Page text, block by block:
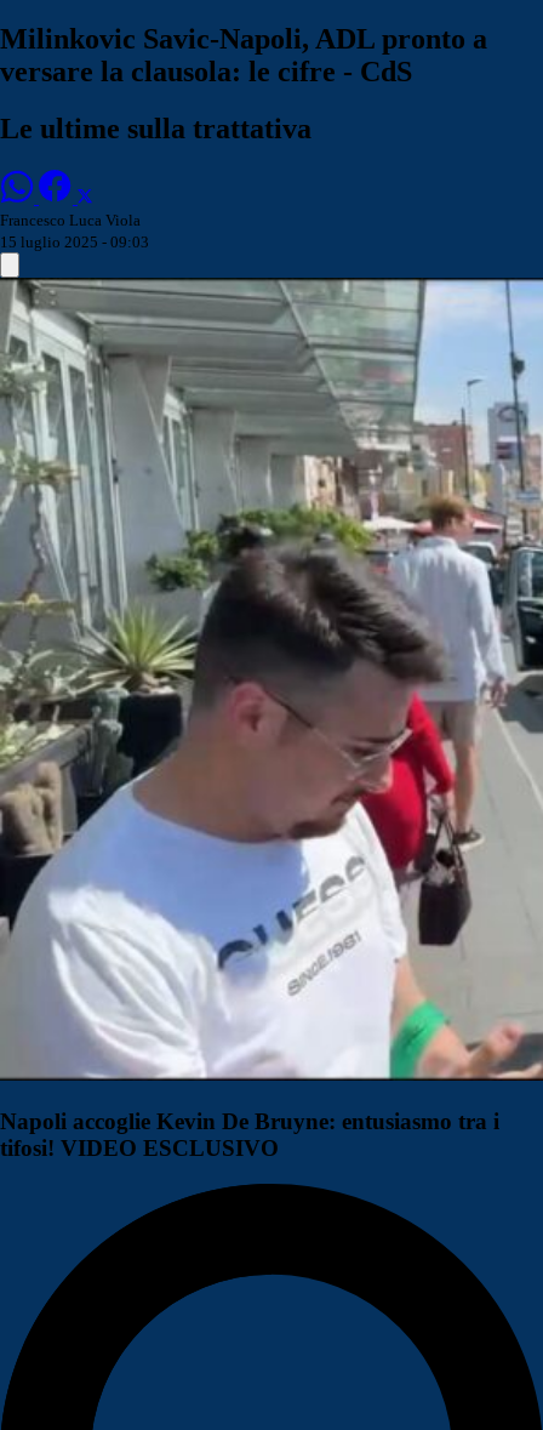
Milinkovic Savic-Napoli, ADL pronto a
versare la clausola: le cifre - CdS
Le ultime sulla trattativa
Francesco Luca Viola
15 luglio 2025 - 09:03
Napoli accoglie Kevin De Bruyne: entusiasmo tra i
tifosi! VIDEO ESCLUSIVO